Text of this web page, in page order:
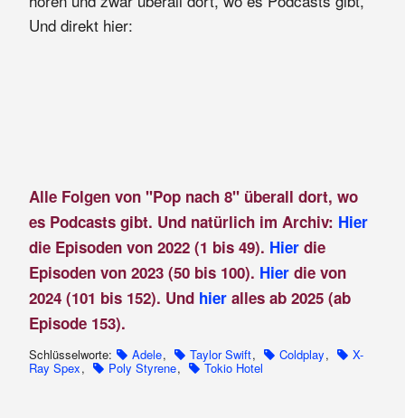
Und direkt hier:
Alle Folgen von "Pop nach 8" überall dort, wo
es Podcasts gibt. Und natürlich im Archiv: Hier
die Episoden von 2022 (1 bis 49). Hierdie
Episoden von 2023 (50 bis 100). Hier die von
2024 (101 bis 152). Und hier alles ab 2025 (ab
Episode 153).
Schlüsselworte: Adele, Taylor Swift, Coldplay, X-
Ray Spex, Poly Styrene, Tokio Hotel